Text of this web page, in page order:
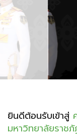
ยินดีต้อนรับเข้าสู่
มหาวิทยาลัยราช